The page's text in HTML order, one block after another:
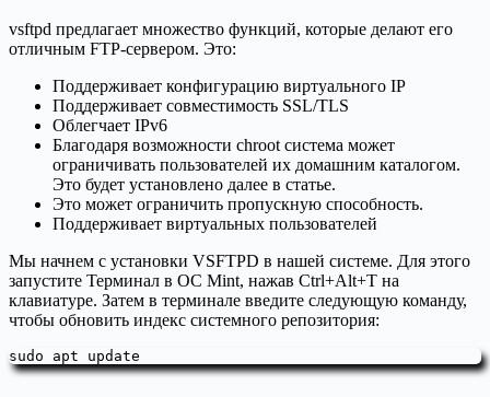
vsftpd предлагает множество функций, которые делают его
отличным FTP-сервером. Это:
Поддерживает конфигурацию виртуального IP
Поддерживает совместимость SSL/TLS
Облегчает IPv6
Благодаря возможности chroot система может
ограничивать пользователей их домашним каталогом.
Это будет установлено далее в статье.
Это может ограничить пропускную способность.
Поддерживает виртуальных пользователей
Мы начнем с установки VSFTPD в нашей системе. Для этого
запустите Терминал в ОС Mint, нажав Ctrl+Alt+T на
клавиатуре. Затем в терминале введите следующую команду,
чтобы обновить индекс системного репозитория:
sudo apt update